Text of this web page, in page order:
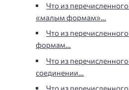
Что из
«малым формам»…
Что из
формам…
Что из перечисленного
соединении…
Что из